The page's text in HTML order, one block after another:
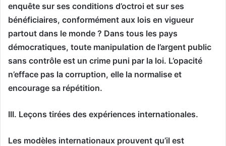
enquête sur ses conditions d’octroi et sur ses
bénéficiaires, conformément aux lois en vigueur
partout dans le monde ? Dans tous les pays
démocratiques, toute manipulation de l’argent public
sans contrôle est un crime puni par la loi. L’opacité
n’efface pas la corruption, elle la normalise et
encourage sa répétition.
III. Leçons tirées des expériences internationales.
Les modèles internationaux prouvent qu’il est